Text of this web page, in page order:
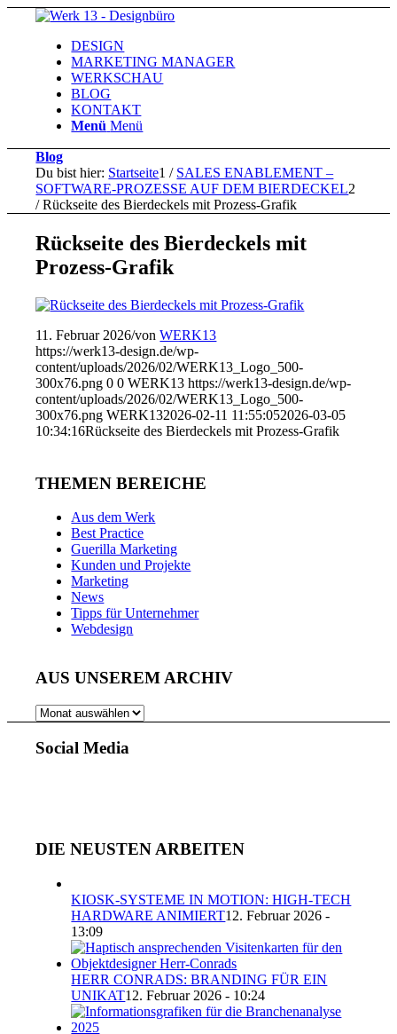
DESIGN
MARKETING MANAGER
WERKSCHAU
BLOG
KONTAKT
Menü Menü
Blog
Du bist hier: Startseite1 / SALES ENABLEMENT –
SOFTWARE-PROZESSE AUF DEM BIERDECKEL2
/ Rückseite des Bierdeckels mit Prozess-Grafik
Rückseite des Bierdeckels mit
Prozess-Grafik
11. Februar 2026/vonWERK13
https://werk13-design.de/wp-
content/uploads/2026/02/WERK13_Logo_500-
300x76.png 0 0 WERK13 https://werk13-design.de/wp-
content/uploads/2026/02/WERK13_Logo_500-
300x76.png WERK132026-02-11 11:55:052026-03-05
10:34:16Rückseite des Bierdeckels mit Prozess-Grafik
THEMEN BEREICHE
Aus dem Werk
Best Practice
Guerilla Marketing
Kunden und Projekte
Marketing
News
Tipps für Unternehmer
Webdesign
AUS UNSEREM ARCHIV
AUS
UNSEREM
ARCHIV
Social Media
DIE NEUSTEN ARBEITEN
KIOSK-SYSTEME IN MOTION: HIGH-TECH
HARDWARE ANIMIERT12. Februar 2026 -
13:09
HERR CONRADS: BRANDING FÜR EIN
UNIKAT12. Februar 2026 - 10:24